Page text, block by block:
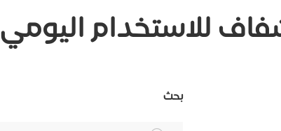
للاستخدام اليومي
بحث